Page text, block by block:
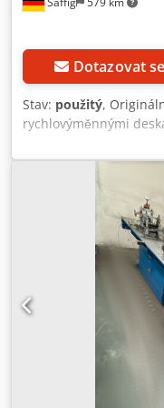
manual (CZ/EN) Quality
Dotazovat se
Stav: použitý,
rychlovýměnnými
Dreistern P3.100.
profilovacích rámů:
pracovní hřídele: 50
s drážkou Axiální
hřídele: 80 – 170 mm
spodní hřídel 4 kusy,
montováno na desky
platí za jeden